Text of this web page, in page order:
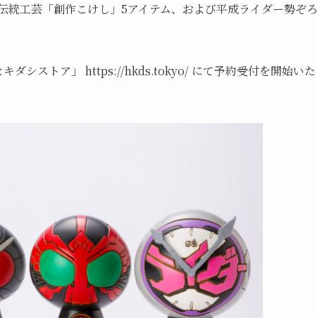
工芸「創作こけし」5アイテム、および平成ライダー勢ぞろ
キダシストア」 https://hkds.tokyo/ にて予約受付を開始いた